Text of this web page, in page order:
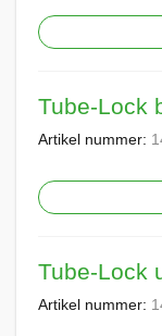
Tube-Lock
Artikel nummer:
Tube-Lock
Artikel nummer: